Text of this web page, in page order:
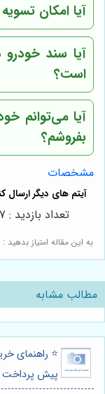
آیا امکان
آیا سند
است؟
آیا می‌توانم
بفروشم؟
مشخصات
به این مقاله امتیاز بدهید :
تعداد بازدید : 187
مطالب مشابه
⭐️ راهنمای
پیش